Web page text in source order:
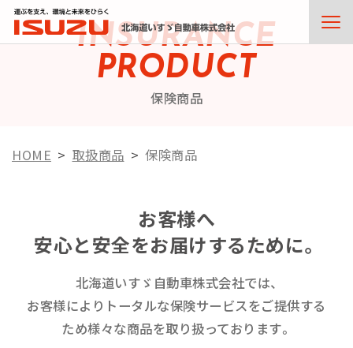
INSURANCE
PRODUCT
保険商品
HOME 取扱商品 保険商品
お客様へ
安心と安全をお届けするために。
北海道いすゞ自動車株式会社では、
お客様によりトータルな保険サービスをご提供する
ため様々な商品を取り扱っております。